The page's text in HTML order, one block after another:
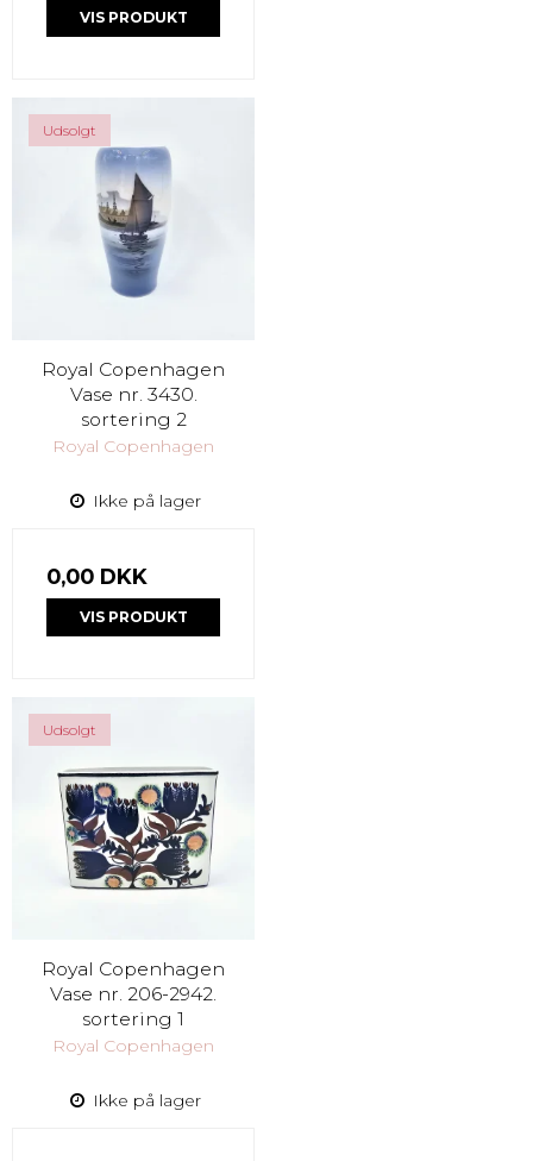
VIS PRODUKT
Udsolgt
Royal Copenhagen
Vase nr. 3430.
sortering 2
Royal Copenhagen
Ikke på lager
0,00 DKK
VIS PRODUKT
Udsolgt
Royal Copenhagen
Vase nr. 206-2942.
sortering 1
Royal Copenhagen
Ikke på lager